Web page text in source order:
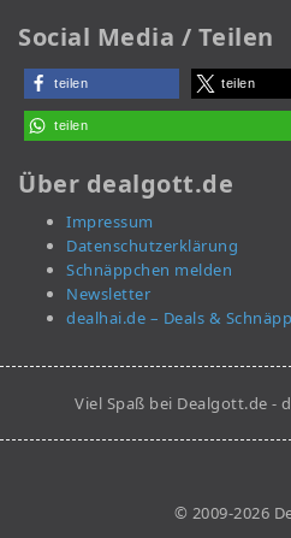
Social Media / Teilen
teilen teilen
teilen
Über dealgott.de
Impressum
Datenschutzerklärung
Schnäppchen melden
Newsletter
dealhai.de – Deals &
Viel Spaß bei Dealgott.de -
© 2009-2026